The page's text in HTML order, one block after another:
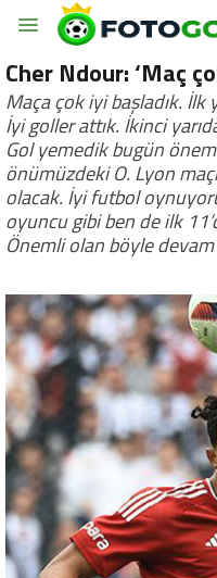
Cher Ndour: ‘Maç
Maça çok iyi başladık. İlk
İyi goller attık. İkinci
Gol yemedik bugün
önümüzdeki O. Lyon
olacak. İyi futbol
oyuncu gibi ben de ilk
Önemli olan böyle